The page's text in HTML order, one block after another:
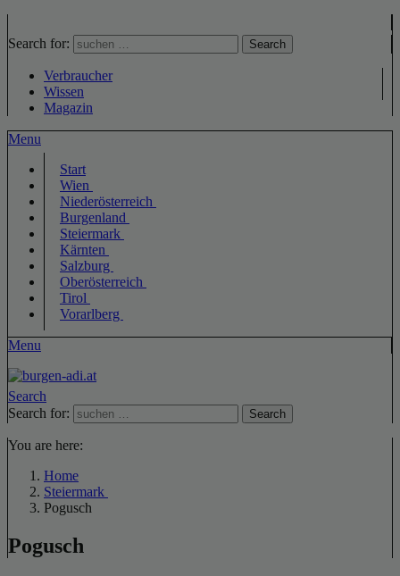
Search for: Search
Verbraucher
Wissen
Magazin
Menu
Start
Wien
Niederösterreich
Burgenland
Steiermark
Kärnten
Salzburg
Oberösterreich
Tirol
Vorarlberg
Menu
Search
Search for:
Search
You are here:
Home
Steiermark
Pogusch
Pogusch